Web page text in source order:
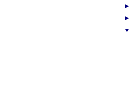
►
►
▼